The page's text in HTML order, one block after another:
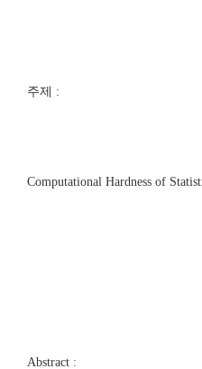
주제 :
Computational Hardness of
Abstract :